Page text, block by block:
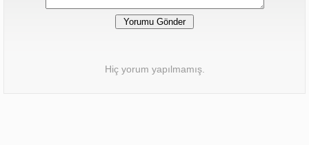
Hiç yorum yapılmamış.